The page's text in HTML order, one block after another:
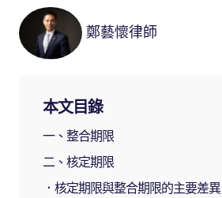
鄭藝懷律師
本文目錄
一、整合期限
二、核定期限
．核定期限與整合期限的主要差異